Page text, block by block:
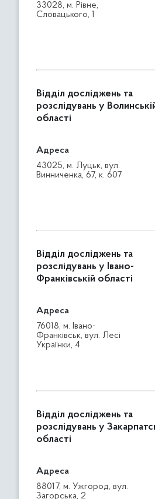
33028, м. Рівне,
Словацького, 1
Відділ досліджень та
розслідувань у
області
Адреса
43025, м. Луцьк, вул.
Винниченка, 67, к. 607
Відділ досліджень та
розслідувань у Івано-
Франківській області
Адреса
76018, м. Івано-
Франківськ, вул. Лесі
Українки, 4
Відділ досліджень та
розслідувань у
області
Адреса
88017, м. Ужгород, вул.
Загорська, 2